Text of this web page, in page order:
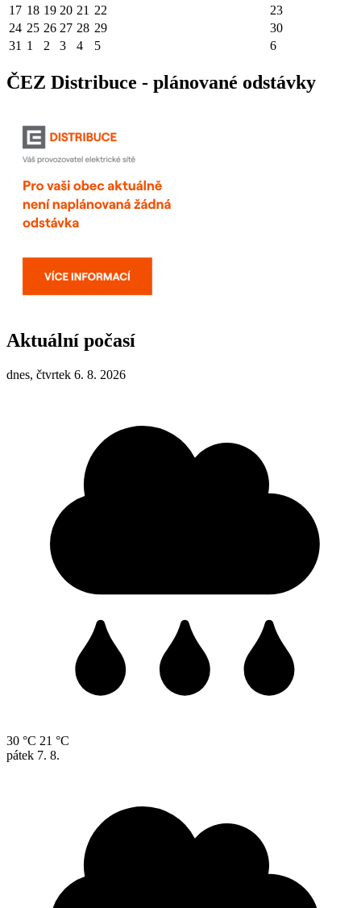
17 18 19 20 21 22
23
24 25 26 27 28 29
30
31 1 2 3 4 5 6
ČEZ Distribuce - plánované odstávky
Aktuální počasí
dnes, čtvrtek 6. 8. 2026
30 °C 21 °C
pátek 7. 8.